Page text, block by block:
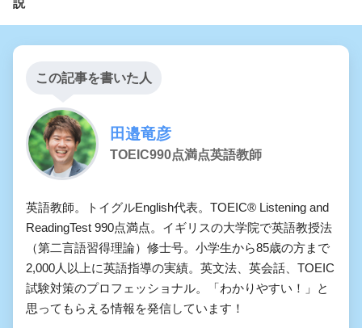
この記事を書いた人
田邉竜彦
TOEIC990点満点英語教師
英語教師。トイグルEnglish代表。TOEIC® Listening and
ReadingTest 990点満点。イギリスの大学院で英語教授法
（第二言語習得理論）修士号。小学生から85歳の方まで
2,000人以上に英語指導の実績。英文法、英会話、TOEIC
試験対策のプロフェッショナル。「わかりやすい！」と
思ってもらえる情報を発信しています！